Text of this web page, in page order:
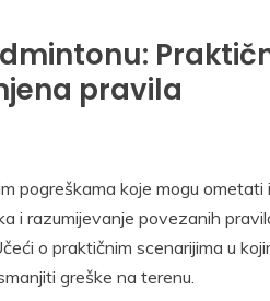
pravila
pogreškama koje mogu ometati
i razumijevanje povezanih
o praktičnim scenarijima u
greške na terenu.